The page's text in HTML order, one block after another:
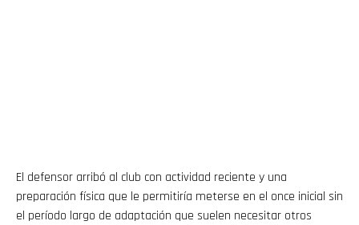
El defensor arribó al club con actividad reciente y una
preparación física que le permitiría meterse en el once inicial sin
el período largo de adaptación que suelen necesitar otros